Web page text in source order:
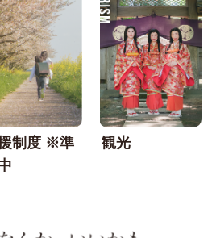
制度 ※準
観光